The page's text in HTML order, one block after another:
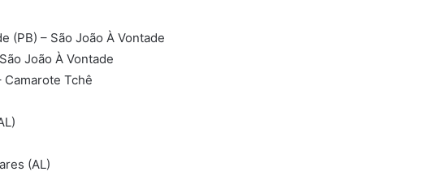
(PB) – São João À Vontade
João À Vontade
Camarote Tchê
(AL)